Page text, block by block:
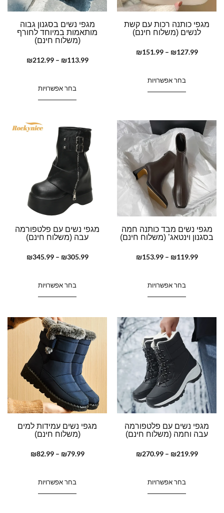
מגפי כותנה רכות עם קשת
לנשים (משלוח חינם)
₪127.99
–
₪151.99
בחר אפשרויות
מגפי נשים בסגנון גבוה
מותאמות במיוחד לחורף
(משלוח חינם)
₪113.99
–
₪212.99
בחר אפשרויות
מגפי נשים מבד כותנה חמה
בסגנון וינטאג’ (משלוח חינם)
₪119.99
–
₪153.99
בחר אפשרויות
מגפי נשים עם פלטפורמה
עבה (משלוח חינם)
₪305.99
–
₪345.99
בחר אפשרויות
מגפי נשים עם פלטפורמה
עבה וחמה (משלוח חינם)
₪219.99
–
₪270.99
בחר אפשרויות
מגפי נשים עמידות למים
(משלוח חינם)
₪79.99
–
₪82.99
בחר אפשרויות